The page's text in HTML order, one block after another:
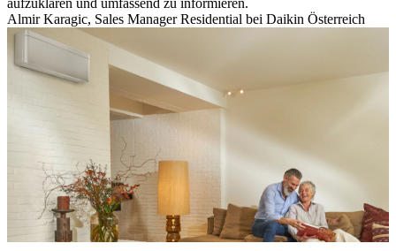
aufzuklären und umfassend zu informieren.
Almir Karagic, Sales Manager Residential bei Daikin Österreich